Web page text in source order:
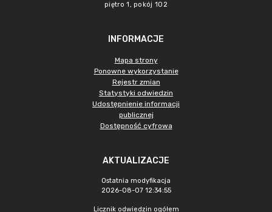
piętro 1, pokój 102
INFORMACJE
Mapa strony
Ponowne wykorzystanie
Rejestr zmian
Statystyki odwiedzin
Udostępnienie informacji
publicznej
Dostępność cyfrowa
AKTUALIZACJE
Ostatnia modyfikacja
2026-08-07 12:34:55
Licznik odwiedzin ogółem